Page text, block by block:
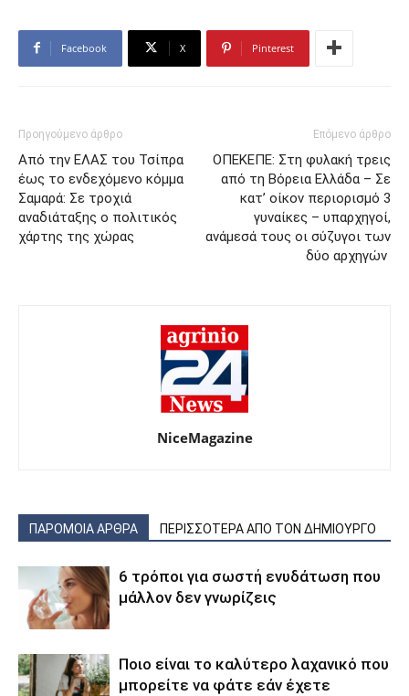
Facebook X Pinterest
Προηγούμενο άρθρο
Από την ΕΛΑΣ του Τσίπρα
έως το ενδεχόμενο κόμμα
Σαμαρά: Σε τροχιά
αναδιάταξης ο πολιτικός
χάρτης της χώρας
Επόμενο άρθρο
ΟΠΕΚΕΠΕ: Στη φυλακή τρεις
από τη Βόρεια Ελλάδα – Σε
κατ’ οίκον περιορισμό 3
γυναίκες – υπαρχηγοί,
ανάμεσά τους οι σύζυγοι των
δύο αρχηγών
NiceMagazine
ΠΑΡΟΜΟΙΑ ΑΡΘΡΑ ΠΕΡΙΣΣΟΤΕΡΑ ΑΠΟ ΤΟΝ ΔΗΜΙΟΥΡΓΟ
6 τρόποι για σωστή ενυδάτωση που
μάλλον δεν γνωρίζεις
Ποιο είναι το καλύτερο λαχανικό που
μπορείτε να φάτε εάν έχετε